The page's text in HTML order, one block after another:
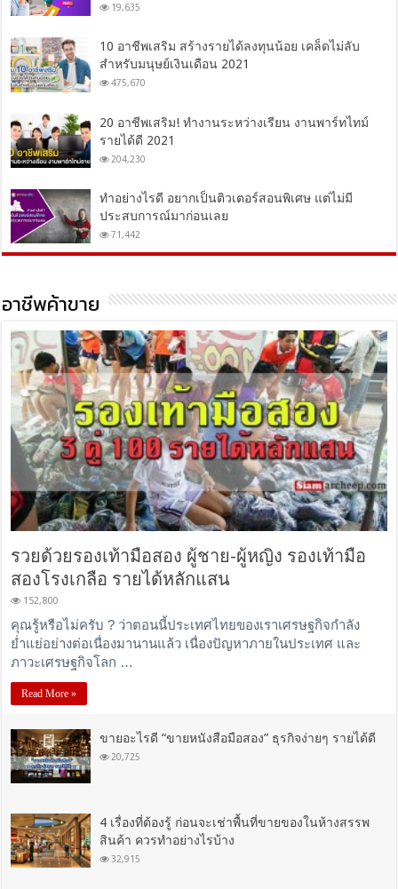
19,635
10 อาชีพเสริม สร้างรายได้ลงทุนน้อย เคล็ดไม่ลับ
สำหรับมนุษย์เงินเดือน 2021
475,670
20 อาชีพเสริม! ทำงานระหว่างเรียน งานพาร์ทไทม์
รายได้ดี 2021
204,230
ทำอย่างไรดี อยากเป็นติวเตอร์สอนพิเศษ แต่ไม่มี
ประสบการณ์มาก่อนเลย
71,442
อาชีพค้าขาย
รวยด้วยรองเท้ามือสอง ผู้ชาย-ผู้หญิง รองเท้ามือ
สองโรงเกลือ รายได้หลักแสน
152,800
คุณรู้หรือไม่ครับ ? ว่าตอนนี้ประเทศไทยของเราเศรษฐกิจกำลัง
ย่ำแย่อย่างต่อเนื่องมานานแล้ว เนื่องปัญหาภายในประเทศ และ
ภาวะเศรษฐกิจโลก …
Read More »
ขายอะไรดี “ขายหนังสือมือสอง” ธุรกิจง่ายๆ รายได้ดี
20,725
4 เรื่องที่ต้องรู้ ก่อนจะเช่าพื้นที่ขายของในห้างสรรพ
สินค้า ควรทำอย่างไรบ้าง
32,915